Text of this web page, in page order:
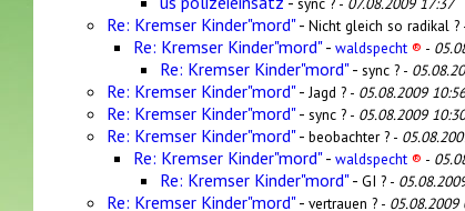
Re: Kremser Kinder"mord"- Nicht gleich so radikal ?
Re: Kremser Kinder"mord"- waldspecht ® -
Re: Kremser Kinder"mord"- sync ? -
Re: Kremser Kinder"mord"- Jagd ? - 05.08.2009 10:56
Re: Kremser Kinder"mord"- sync ? - 05.08.2009 10:30
Re: Kremser Kinder"mord"- beobachter ? -
Re: Kremser Kinder"mord"- waldspecht ® -
Re: Kremser Kinder"mord"- GI ? -
Re: Kremser Kinder"mord"- vertrauen ? - 05.08.2009